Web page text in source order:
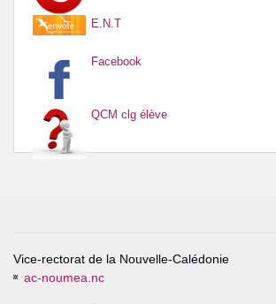
E.N.T
Facebook
QCM clg élève
Vice-rectorat de la Nouvelle-Calédonie
ac-noumea.nc